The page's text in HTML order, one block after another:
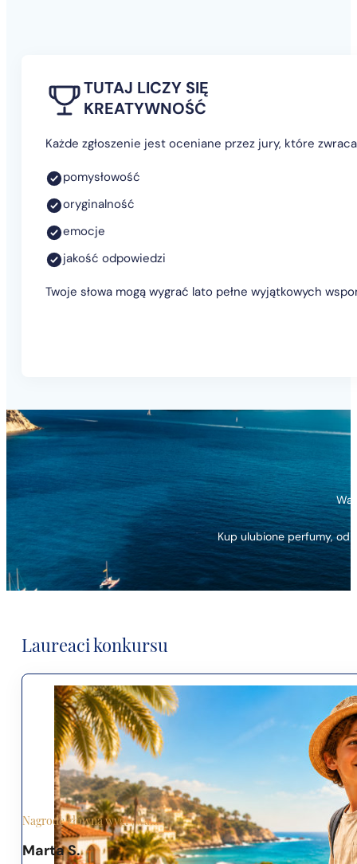
TUTAJ LICZY SIĘ
KREATYWNOŚĆ
Każde zgłoszenie jest oceniane przez jury, które
pomysłowość
oryginalność
emocje
jakość odpowiedzi
Twoje słowa mogą wygrać lato pełne wyjątkowych
Kup ulubione perfumy,
Laureaci konkursu
Nagrodę główną wygrywa...
Marta S.